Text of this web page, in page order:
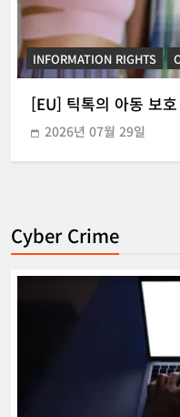
INFORMATION RIGHTS
[KOR] ‘본인전송요구
2026년 07월 21일
Cyber Crime